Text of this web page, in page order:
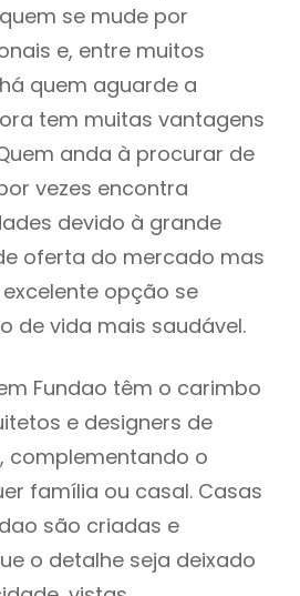
se mude por
e, entre muitos
quem aguarde a
tem muitas vantagens
anda à procurar de
vezes encontra
devido à grande
oferta do mercado mas
opção se
de vida mais saudável.
Fundao têm o carimbo
e designers de
complementando o
família ou casal. Casas
são criadas e
o detalhe seja deixado